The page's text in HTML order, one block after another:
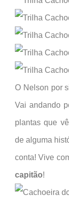
O Nelson por
Vai andando
plantas que
de alguma
conta! Vive
capitão!